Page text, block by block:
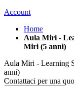
Account
Home
Aula Miri -
Miri (5 anni)
Aula Miri - Learning
anni)
Contattaci per una